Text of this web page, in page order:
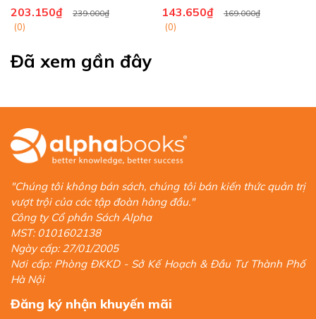
203.150₫ 239.000₫
(0)
143.650₫ 169.000₫
(0)
Đã xem gần đây
"Chúng tôi không bán sách, chúng tôi bán kiến thức quản trị
vượt trội của các tập đoàn hàng đầu."
Công ty Cổ phần Sách Alpha
MST: 0101602138
Ngày cấp: 27/01/2005
Nơi cấp: Phòng ĐKKD - Sở Kế Hoạch & Đầu Tư Thành Phố
Hà Nội
Đăng ký nhận khuyến mãi